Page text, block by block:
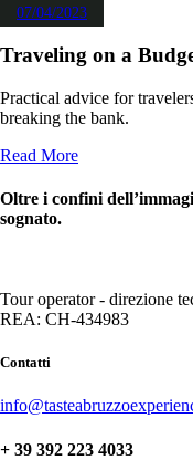
07/04/2023
Traveling on a
Practical advice for
breaking the bank.
Read More
Oltre i confini
sognato.
Tour operator - direzione
REA: CH-434983
Contatti
+ 39 392 223 4033